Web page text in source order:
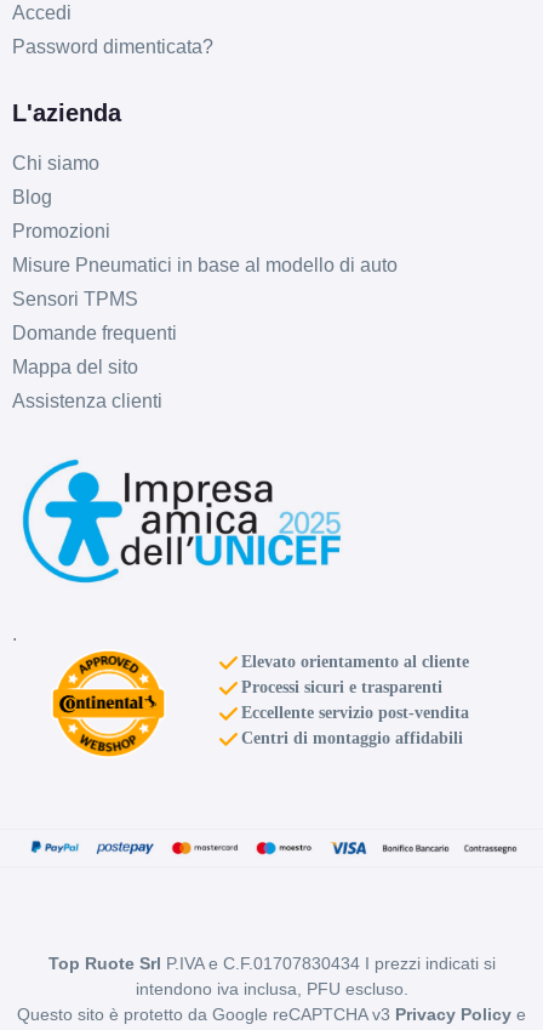
E
Accedi
Password dimenticata?
L'azienda
Chi siamo
Blog
Promozioni
Misure Pneumatici in base al modello di auto
Sensori TPMS
Domande frequenti
Mappa del sito
Assistenza clienti
.
Elevato orientamento al cliente
Processi sicuri e trasparenti
Eccellente servizio post-vendita
Centri di montaggio affidabili
Top Ruote Srl P.IVA e C.F.01707830434 I prezzi indicati si
intendono iva inclusa, PFU escluso.
Questo sito è protetto da Google reCAPTCHA v3 Privacy Policy e